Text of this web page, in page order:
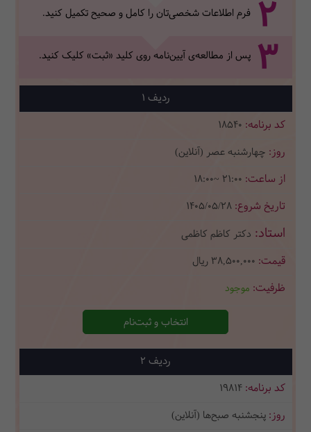
2 فرم اطلاعات شخصی‌تان‌ را کامل و صحیح تکمیل کنید.
3 پس از مطالعه‌ی آیین‌نامه روی کلید «ثبت» کلیک کنید.
1
18540
چهارشنبه عصر (آنلاین)
18:00~ 21:00
1405/05/28
دکتر کاظم کاظمی
38,500,000 ریال
موجود
انتخاب و ثبت‌نام
2
19814
پنجشنبه صبح‌ها (آنلاین)